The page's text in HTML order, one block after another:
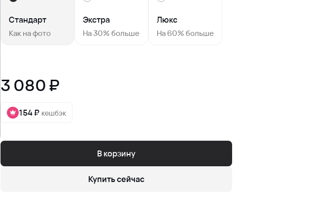
Стандарт
Как на фото
Экстра
На 30% больше
Люкс
На 60% больше
3 080 ₽
154 ₽ кешбэк
В корзину
Купить сейчас